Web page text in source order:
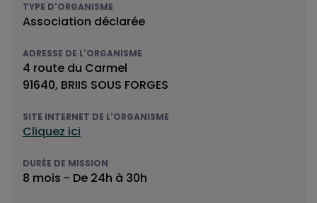
TYPE D'ORGANISME
Association déclarée
ADRESSE DE L'ORGANISME
4 route du Carmel
91640, BRIIS SOUS FORGES
SITE INTERNET DE L'ORGANISME
Cliquez ici
DURÉE DE MISSION
8 mois - De 24h à 30h